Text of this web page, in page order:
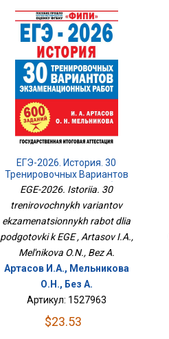
ЕГЭ-2026. История. 30
Тренировочных Вариантов
Экзаменационных Работ
EGE-2026. Istoriia. 30
trenirovochnykh variantov
ekzamenatsionnykh rabot dlia
podgotovki k EGE , Artasov I.A.,
Mel'nikova O.N., Bez A.
Артасов И.А., Мельникова
О.Н., Без А.
Артикул: 1527963
$23.53